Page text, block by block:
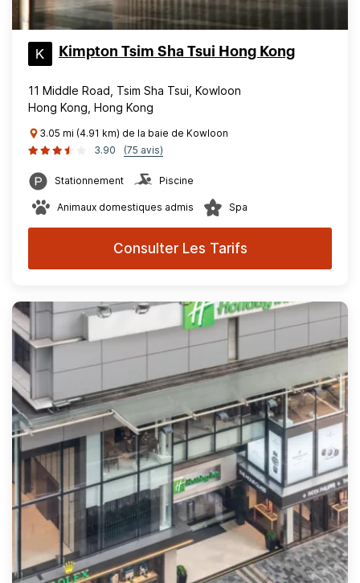
Kimpton Tsim Sha Tsui Hong Kong
11 Middle Road, Tsim Sha Tsui, Kowloon
Hong Kong, Hong Kong
3.05 mi (4.91 km) de la baie de Kowloon
3.90
(75 avis)
Stationnement Piscine
Animaux domestiques admis Spa
Consulter Les Tarifs